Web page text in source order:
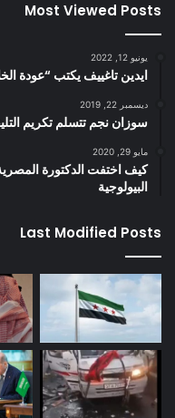
Most Viewed Posts
يونيو 12, 2022
ايدين تاغييف يكتب “عودة
ديسمبر 22, 2019
سوزان نجم تتسلم تكريم
مايو 29, 2020
كيف اختفت الدكتورة
البيولوجية
Last Modified Posts